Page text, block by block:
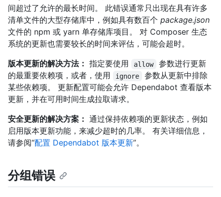
间超过了允许的最长时间。 此错误通常只出现在具有许多
清单文件的大型存储库中，例如具有数百个 package.json
文件的 npm 或 yarn 单存储库项目。 对 Composer 生态
系统的更新也需要较长的时间来评估，可能会超时。
版本更新的解决方法： 指定要使用 allow
参数进行更新
的最重要依赖项，或者，使用
ignore
参数从更新中排除
某些依赖项。 更新配置可能会允许 Dependabot 查看版本
更新，并在可用时间生成拉取请求。
安全更新的解决方案： 通过保持依赖项的更新状态，例如
启用版本更新功能，来减少超时的几率。 有关详细信息，
请参阅“配置 Dependabot 版本更新”。
分组错误